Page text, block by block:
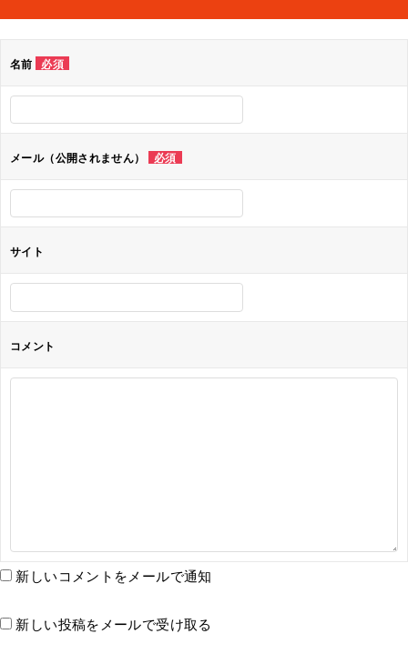
ビ
シ
ョ
ン
名前 必須
メール（公開されません） 必須
サイト
コメント
新しいコメントをメールで通知
新しい投稿をメールで受け取る